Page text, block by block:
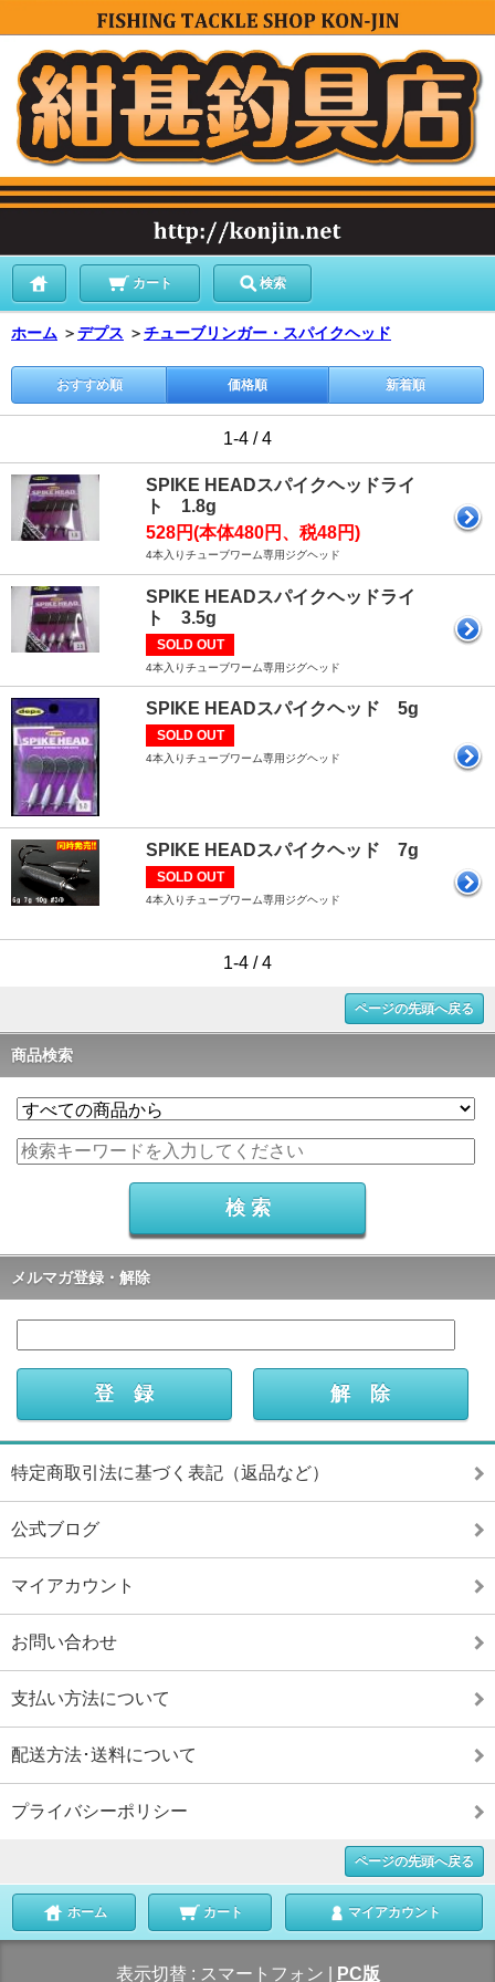
カート 検索
ホーム ＞デプス ＞チューブリンガー・スパイクヘッド
おすすめ順 価格順 新着順
1-4 / 4
SPIKE HEADスパイクヘッドライ
ト 1.8g
528円(本体480円、税48円)
4本入りチューブワーム専用ジグヘッド
SPIKE HEADスパイクヘッドライ
ト 3.5g
SOLD OUT
4本入りチューブワーム専用ジグヘッド
SPIKE HEADスパイクヘッド 5g
SOLD OUT
4本入りチューブワーム専用ジグヘッド
SPIKE HEADスパイクヘッド 7g
SOLD OUT
4本入りチューブワーム専用ジグヘッド
1-4 / 4
ページの先頭へ戻る
商品検索
メルマガ登録・解除
特定商取引法に基づく表記（返品など）
公式ブログ
マイアカウント
お問い合わせ
支払い方法について
配送方法･送料について
プライバシーポリシー
ページの先頭へ戻る
ホーム カート マイアカウント
表示切替 : スマートフォン PC版